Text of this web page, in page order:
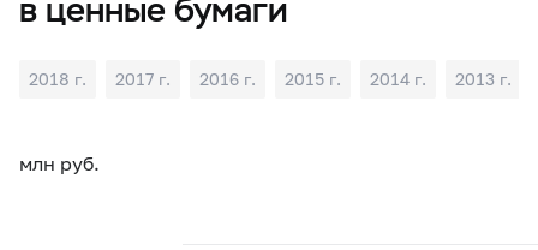
в ценные бумаги
2018 г. 2017 г. 2016 г. 2015 г. 2014 г. 2013 г.
млн руб.